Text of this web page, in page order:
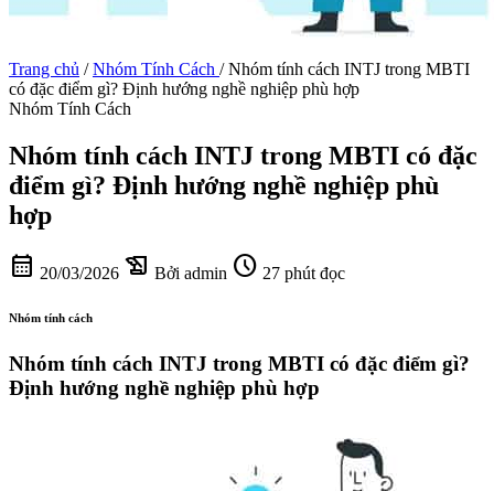
Trang chủ / Nhóm Tính Cách / Nhóm tính cách INTJ trong MBTI
có đặc điểm gì? Định hướng nghề nghiệp phù hợp
Nhóm Tính Cách
Nhóm tính cách INTJ trong MBTI có đặc
điểm gì? Định hướng nghề nghiệp phù
hợp
calendar_month 20/03/2026 history_edu Bởi admin schedule 27 phút đọc
Nhóm tính cách
Nhóm tính cách INTJ trong MBTI có đặc điểm gì?
Định hướng nghề nghiệp phù hợp